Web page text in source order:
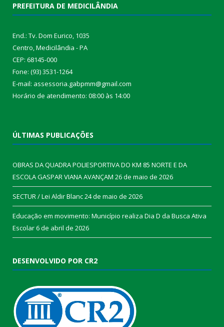
PREFEITURA DE MEDICILÂNDIA
End.: Tv. Dom Eurico, 1035
Centro, Medicilândia - PA
CEP: 68145-000
Fone: (93) 3531-1264
E-mail: assessoria.gabpmm@gmail.com
Horário de atendimento: 08:00 às 14:00
ÚLTIMAS PUBLICAÇÕES
OBRAS DA QUADRA POLIESPORTIVA DO KM 85 NORTE E DA
ESCOLA GASPAR VIANA AVANÇAM 26 de maio de 2026
SECTUR / Lei Aldir Blanc24 de maio de 2026
Educação em movimento: Município realiza Dia D da Busca Ativa
Escolar6 de abril de 2026
DESENVOLVIDO POR CR2